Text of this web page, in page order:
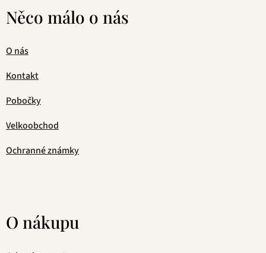
Něco málo o nás
O nás
Kontakt
Pobočky
Velkoobchod
Ochranné známky
O nákupu